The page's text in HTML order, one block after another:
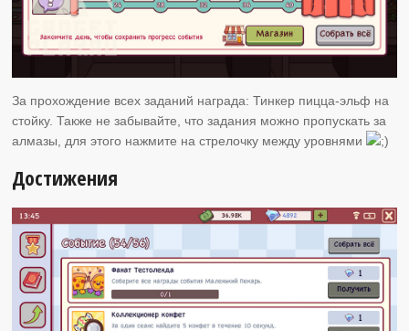
За прохождение всех заданий награда: Тинкер пицца-эльф на
стойку. Также не забывайте, что задания можно пропускать за
алмазы, для этого нажмите на стрелочку между уровнями
Достижения